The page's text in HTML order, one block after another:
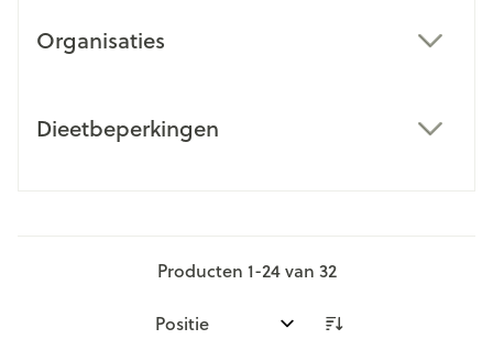
Organisaties
Dieetbeperkingen
Producten 1-24van 32
Sorteer op: